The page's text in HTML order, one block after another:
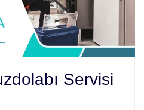
Servisi